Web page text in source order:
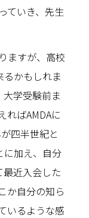
ていき、先生
ますが、高校
るかもしれま
学受験前ま
ればAMDAに
四半世紀と
に加え、自分
最近入会した
か自分の知ら
いるような感